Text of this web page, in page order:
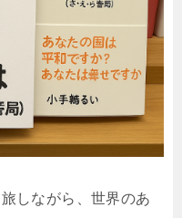
しながら、世界のあ